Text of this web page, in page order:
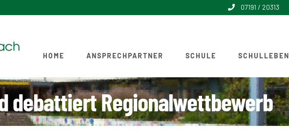
07191 / 20313
HOME ANSPRECHPARTNER SCHULE SCHULLEBEN
debattiert Regionalwettbewerb